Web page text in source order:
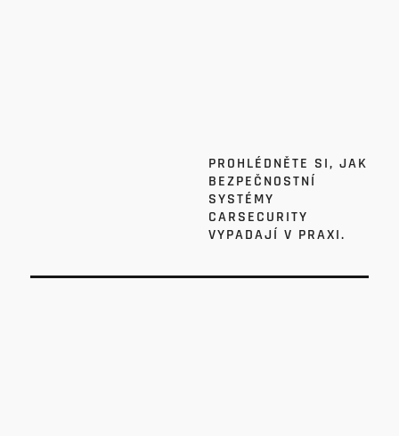
PROHLÉDNĚTE SI, JAK
BEZPEČNOSTNÍ
SYSTÉMY
CARSECURITY
VYPADAJÍ V PRAXI.